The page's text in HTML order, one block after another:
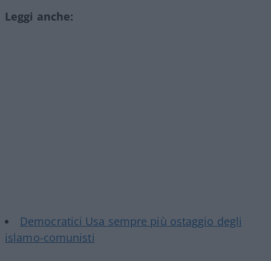
Leggi anche:
Democratici Usa sempre più ostaggio degli
islamo-comunisti